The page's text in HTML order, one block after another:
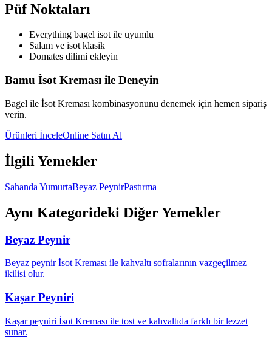
Püf Noktaları
Everything bagel isot ile uyumlu
Salam ve isot klasik
Domates dilimi ekleyin
Bamu İsot Kreması ile Deneyin
Bagel ile İsot Kreması kombinasyonunu denemek için hemen sipariş
verin.
Ürünleri İnceleOnline Satın Al
İlgili Yemekler
Sahanda YumurtaBeyaz PeynirPastırma
Aynı Kategorideki Diğer Yemekler
Beyaz Peynir
Beyaz peynir İsot Kreması ile kahvaltı sofralarının vazgeçilmez
ikilisi olur.
Kaşar Peyniri
Kaşar peyniri İsot Kreması ile tost ve kahvaltıda farklı bir lezzet
sunar.